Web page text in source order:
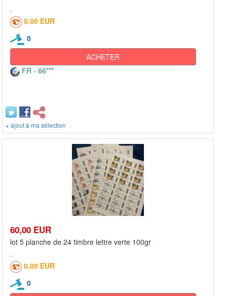
0,00 EUR
0
ACHETER
FR - 66***
+ ajout à ma sélection
60,00 EUR
lot 5 planche de 24 timbre lettre verte 100gr
0,00 EUR
0